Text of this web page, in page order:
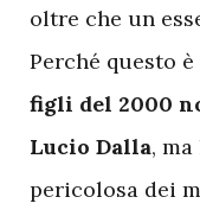
oltre che un
Perché questo
figli del 2000
Lucio Dalla,
pericolosa dei